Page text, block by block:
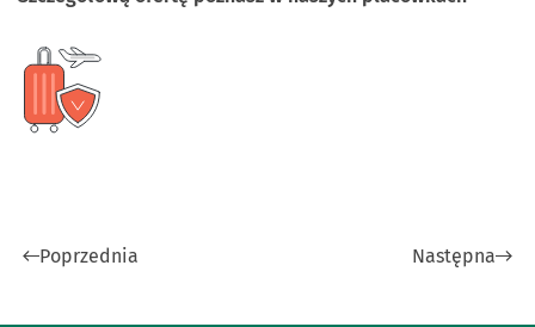
Poprzednia Następna